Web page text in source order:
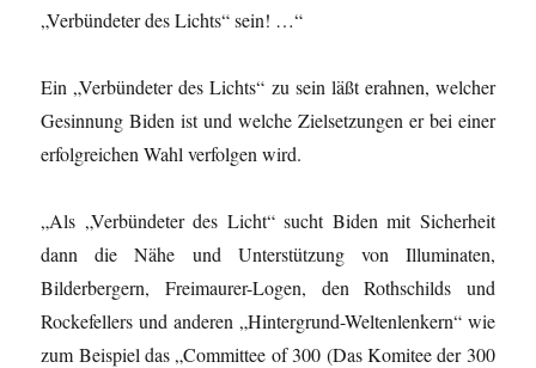
„Verbündeter des Lichts“ sein! …“
Ein „Verbündeter des Lichts“ zu sein läßt erahnen, welcher
Gesinnung Biden ist und welche Zielsetzungen er bei einer
erfolgreichen Wahl verfolgen wird.
„Als „Verbündeter des Licht“ sucht Biden mit Sicherheit
dann die Nähe und Unterstützung von Illuminaten,
Bilderbergern, Freimaurer-Logen, den Rothschilds und
Rockefellers und anderen „Hintergrund-Weltenlenkern“ wie
zum Beispiel das „Committee of 300 (Das Komitee der 300